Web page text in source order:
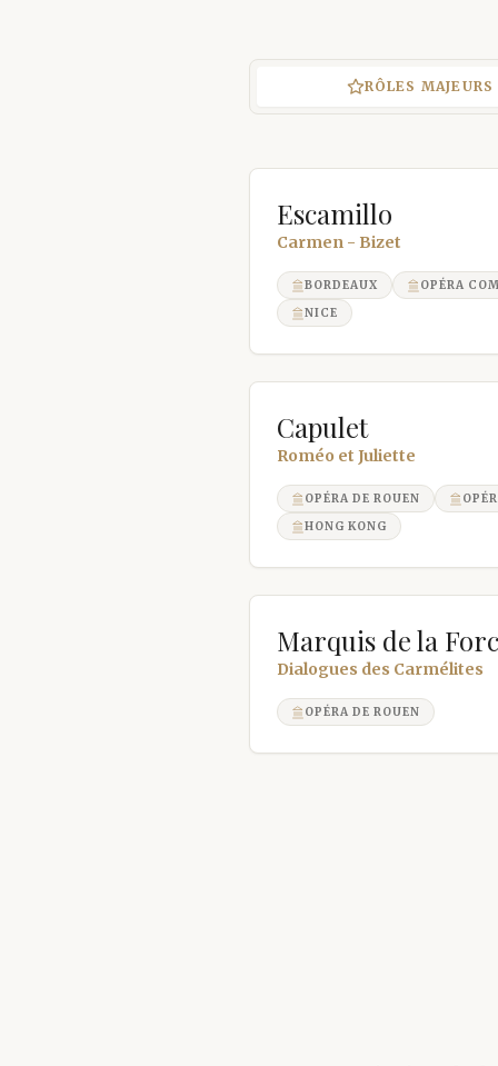
RÔLES MAJEURS
Escamillo
Carmen - Bizet
BORDEAUX
OPÉRA
NICE
Capulet
Roméo et Juliette
OPÉRA DE ROUEN
HONG KONG
Marquis de la
Dialogues des Carmélites
OPÉRA DE ROUEN